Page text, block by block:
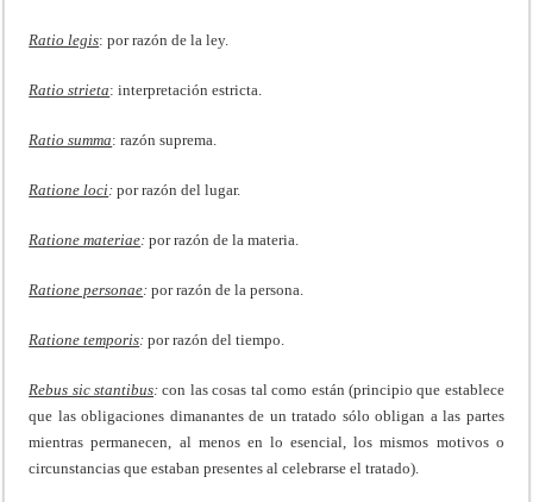
Ratio legis: por razón de la ley.
Ratio strieta: interpretación estricta.
Ratio summa: razón suprema.
Ratione loci :por razón del lugar.
Ratione materiae:por razón de la materia.
Ratione personae:por razón de la persona.
Ratione temporis:por razón del tiempo.
Rebus sic stantibus:con las cosas tal como están (principio que establece
que las obligaciones dimanantes de un tratado sólo obligan a las partes
mientras permanecen, al menos en lo esencial, los mismos motivos o
circunstancias que estaban presentes al celebrarse el tratado).